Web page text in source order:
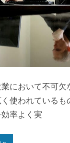
において不可欠
使われているも
率よく実